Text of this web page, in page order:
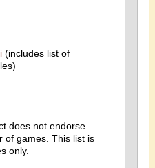
(includes list of
does not endorse
of games. This list is
only.